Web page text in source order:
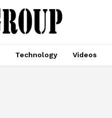
Technology Videos